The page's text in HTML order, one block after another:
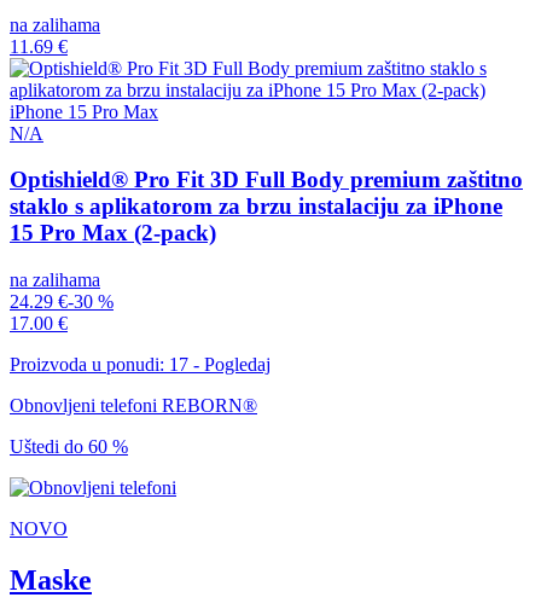
na zalihama
11.69 €
iPhone 15 Pro Max
N/A
Optishield® Pro Fit 3D Full Body premium zaštitno
staklo s aplikatorom za brzu instalaciju za iPhone
15 Pro Max (2-pack)
na zalihama
24.29 €-30 %
17.00 €
Proizvoda u ponudi: 17 - Pogledaj
Obnovljeni telefoni REBORN®
Uštedi do 60 %
NOVO
Maske